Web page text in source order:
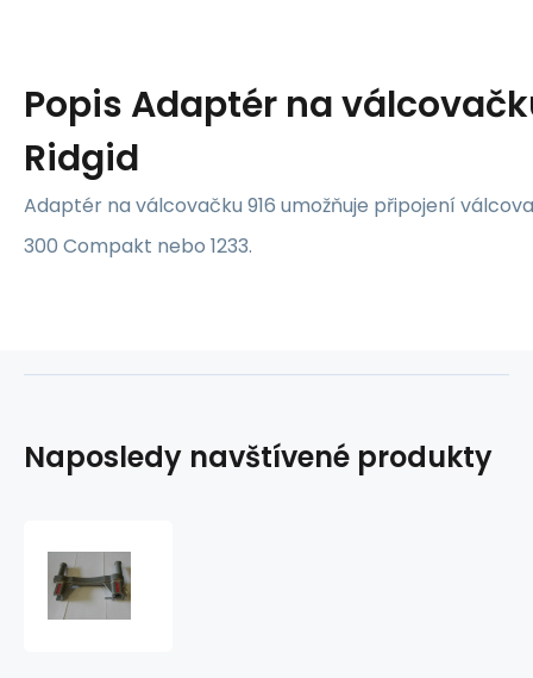
Popis Adaptér na
Ridgid
Adaptér na válcovačku 916 umožňuje připojení
300 Compakt nebo 1233.
Naposledy navštívené produkty